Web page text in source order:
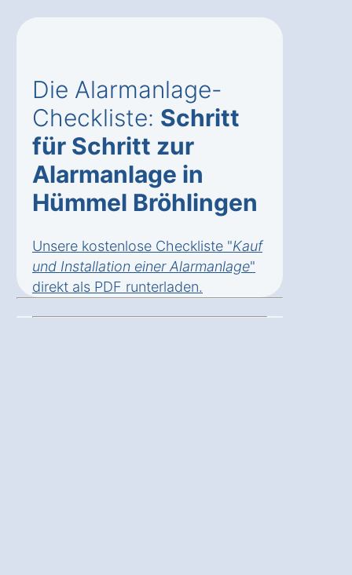
Die Alarmanlage-
Checkliste: Schritt
für Schritt zur
Alarmanlage in
Hümmel Bröhlingen
Unsere kostenlose Checkliste "Kauf
und Installation einer Alarmanlage"
direkt als PDF runterladen.